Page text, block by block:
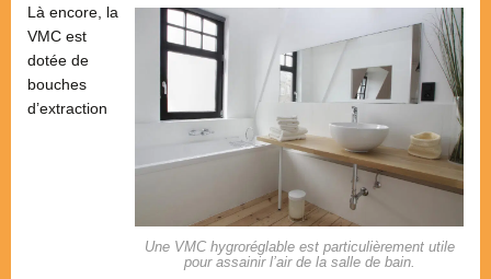
Une VMC hygroréglable est particulièrement utile
pour assainir l’air de la salle de bain.
Là encore, la
VMC est
dotée de
bouches
d’extraction